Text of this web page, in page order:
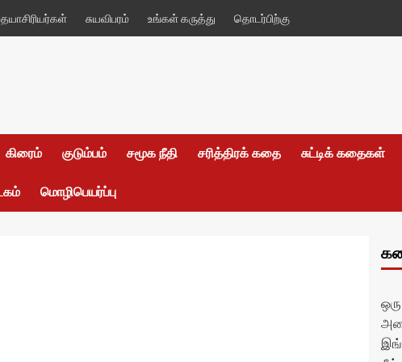
சுயவிபரம் உங்கள் கருத்து தொடர்பிற்கு
கிரைம் குடும்பம் சமூக நீதி சரித்திரக் கதை சுட்டிக் கதைகள்
மொழிபெயர்ப்பு